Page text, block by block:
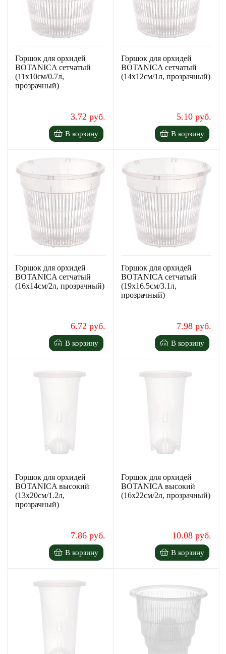
Горшок для орхидей
BOTANICA сетчатый
(11x10см/0.7л,
прозрачный)
3.72 руб.
В корзину
Горшок для орхидей
BOTANICA сетчатый
(14x12см/1л, прозрачный)
5.10 руб.
В корзину
Горшок для орхидей
BOTANICA сетчатый
(16x14см/2л, прозрачный)
6.72 руб.
В корзину
Горшок для орхидей
BOTANICA сетчатый
(19x16.5см/3.1л,
прозрачный)
7.98 руб.
В корзину
Горшок для орхидей
BOTANICA высокий
(13x20см/1.2л,
прозрачный)
7.86 руб.
В корзину
Горшок для орхидей
BOTANICA высокий
(16x22см/2л, прозрачный)
10.08 руб.
В корзину